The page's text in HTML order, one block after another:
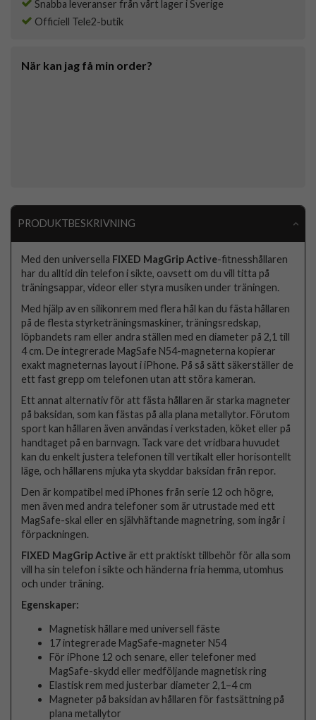
Snabba leveranser från vårt lager i Sverige
Officiell Tele2-butik
När kan jag få min order?
PRODUKTBESKRIVNING
Med den universella FIXED MagGrip Active-fitnesshållaren
har du alltid din telefon i sikte, oavsett om du vill titta på
träningsappar, videor eller styra musiken under träningen.
Med hjälp av en silikonrem med flera hål kan du fästa hållaren
på de flesta styrketräningsmaskiner, träningsredskap,
löpbandets ram eller andra ställen med en diameter på 2,1 till
4 cm. De integrerade MagSafe N54-magneterna kopierar
exakt magneternas layout i iPhone. På så sätt säkerställer de
ett fast grepp om telefonen utan att störa kameran.
Ett annat alternativ för att fästa hållaren är starka magneter
på baksidan, som kan fästas på alla plana metallytor. Förutom
sport kan hållaren även användas i verkstaden, köket eller på
handtaget på en barnvagn. Tack vare det vridbara huvudet
kan du enkelt justera telefonen till vertikalt eller horisontellt
läge, och hållarens mjuka yta skyddar baksidan från repor.
Den är kompatibel med iPhones från serie 12 och högre,
men även med andra telefoner som är utrustade med ett
MagSafe-skal eller en självhäftande magnetring, som ingår i
förpackningen.
FIXED MagGrip Active är ett praktiskt tillbehör för alla som
vill ha sin telefon i sikte och händerna fria hemma, utomhus
och under träning.
Egenskaper:
Magnetisk hållare med universell fäste
17 integrerade MagSafe-magneter N54
För iPhone 12 och senare, eller telefoner med
MagSafe-skydd eller medföljande magnetisk ring
Elastisk rem med justerbar diameter 2,1–4 cm
Magneter på baksidan av hållaren för fastsättning på
plana metallytor